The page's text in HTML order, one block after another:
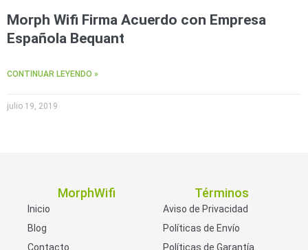
Morph Wifi Firma Acuerdo con Empresa
Española Bequant
CONTINUAR LEYENDO »
julio 19, 2019
MorphWifi
Inicio
Blog
Contacto
Términos
Aviso de Privacidad
Políticas de Envío
Políticas de Garantía